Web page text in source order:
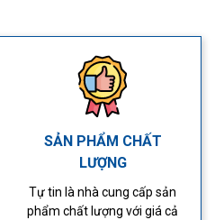
SẢN PHẨM CHẤT
LƯỢNG
Tự tin là nhà cung cấp sản
phẩm chất lượng với giá cả